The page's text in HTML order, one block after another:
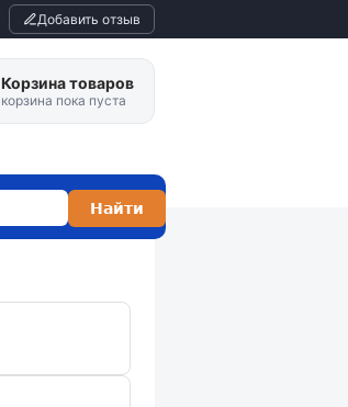
Добавить отзыв
Корзина товаров
корзина пока пуста